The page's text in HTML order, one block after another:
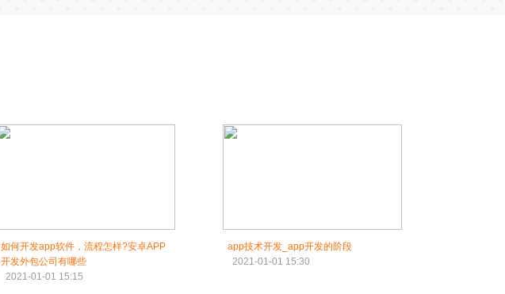
如何开发app软件，流程怎样?安卓APP
开发外包公司有哪些
2021-01-01 15:15
app技术开发_app开发的阶段
2021-01-01 15:30